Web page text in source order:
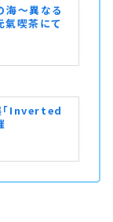
海〜異なる
氣喫茶にて
「Inverted